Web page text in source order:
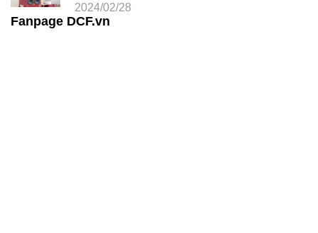
2024/02/28
Fanpage DCF.vn